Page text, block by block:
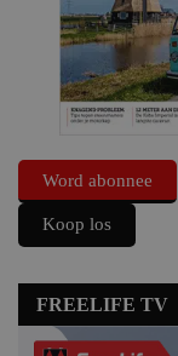
Word abonnee
Koop los
FREELIFE TV